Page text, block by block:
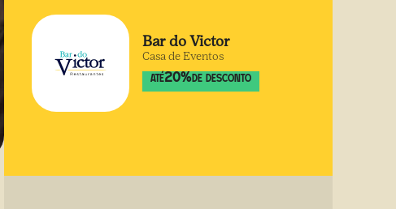
Bar do Victor
Casa de Eventos
ATÉ20%DE DESCONTO